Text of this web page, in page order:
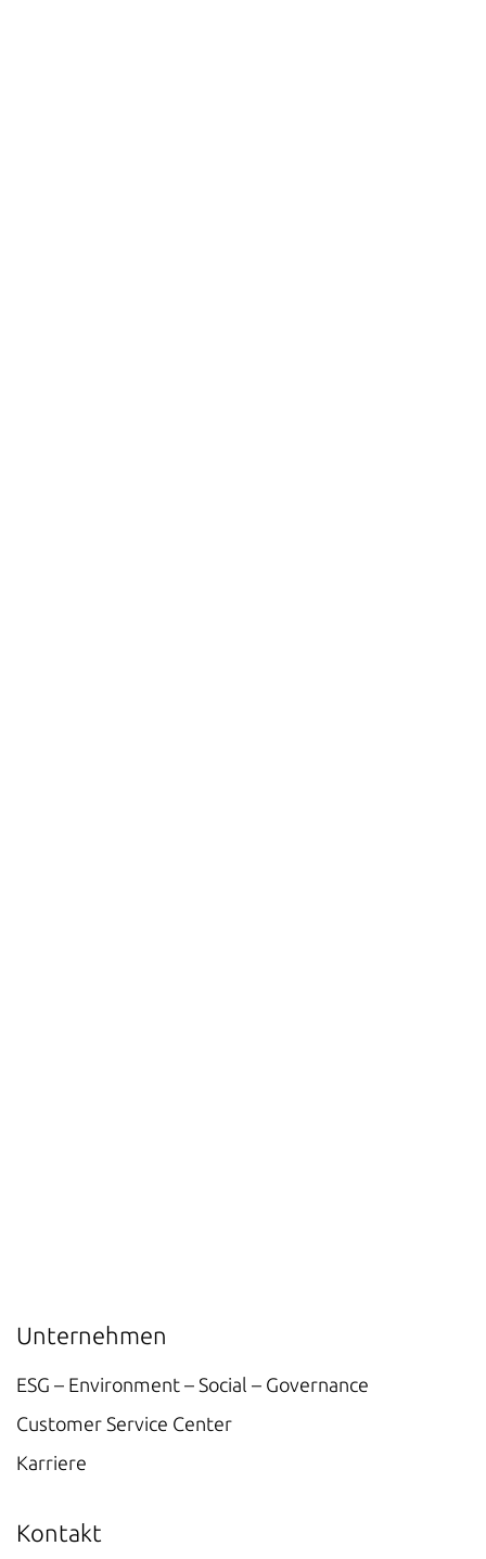
Unternehmen
ESG – Environment – Social – Governance
Customer Service Center
Karriere
Kontakt